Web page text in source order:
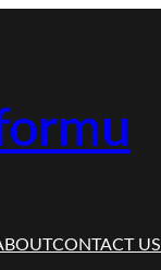
CONTACT US